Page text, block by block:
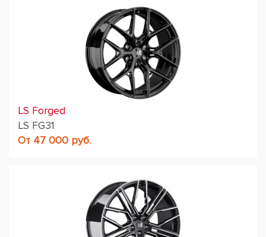
LS Forged
LS FG31
От 47 000 руб.